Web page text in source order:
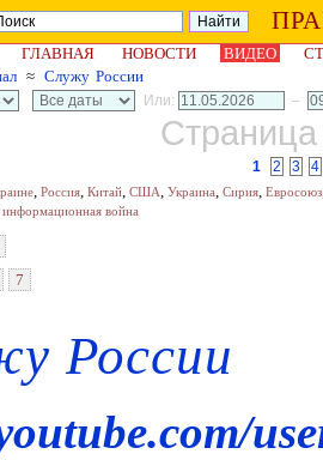
ГЛАВНАЯ НОВОСТИ ВИДЕО
≈ Служу России
Или: –
1 2 3 4
, Россия, Китай, США, Украина, Сирия, Евросоюз
информационная война
7
России